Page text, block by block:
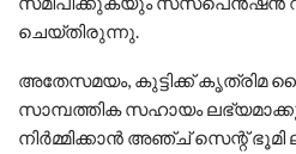
ചെയ്തിരുന്നു.
അതേസമയം, കുട്ടിക്ക് കൃത്രിമ
സാമ്പത്തിക സഹായം
നിര്‍മ്മിക്കാന്‍ അഞ്ച് സെന്റ് ഭൂമി